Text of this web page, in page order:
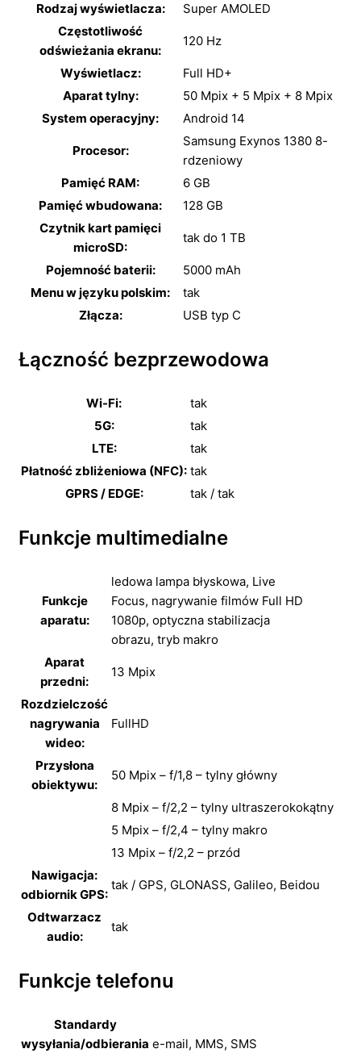
Rodzaj wyświetlacza:
Super AMOLED
Częstotliwość
odświeżania ekranu:
120 Hz
Wyświetlacz:
Full HD+
Aparat tylny:
50 Mpix + 5 Mpix + 8 Mpix
System operacyjny:
Android 14
Procesor:
Samsung Exynos 1380 8-
rdzeniowy
Pamięć RAM:
6 GB
Pamięć wbudowana:
128 GB
Czytnik kart pamięci
microSD:
tak do 1 TB
Pojemność baterii:
5000 mAh
Menu w języku polskim:
tak
Złącza:
USB typ C
Łączność bezprzewodowa
Wi-Fi:
tak
5G:
tak
LTE:
tak
Płatność zbliżeniowa (NFC): tak
GPRS / EDGE:
tak / tak
Funkcje multimedialne
Funkcje
aparatu:
ledowa lampa błyskowa, Live
Focus, nagrywanie filmów Full HD
1080p, optyczna stabilizacja
obrazu, tryb makro
Aparat
przedni:
13 Mpix
Rozdzielczość
nagrywania
wideo:
FullHD
Przysłona
obiektywu:
50 Mpix – f/1,8 – tylny główny
8 Mpix – f/2,2 – tylny ultraszerokokątny
5 Mpix – f/2,4 – tylny makro
13 Mpix – f/2,2 – przód
Nawigacja:
odbiornik GPS:
tak / GPS, GLONASS, Galileo, Beidou
Odtwarzacz
audio:
tak
Funkcje telefonu
Standardy
wysyłania/odbierania e-mail, MMS, SMS